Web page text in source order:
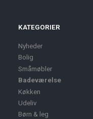
KATEGORIER
Nyheder
Bolig
Småmøbler
Badeværelse
Køkken
Udeliv
Børn & leg